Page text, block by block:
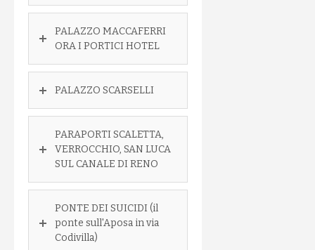
PALAZZO MACCAFERRI
ORA I PORTICI HOTEL
PALAZZO SCARSELLI
PARAPORTI SCALETTA,
VERROCCHIO, SAN LUCA
SUL CANALE DI RENO
PONTE DEI SUICIDI (il
ponte sull'Aposa in via
Codivilla)